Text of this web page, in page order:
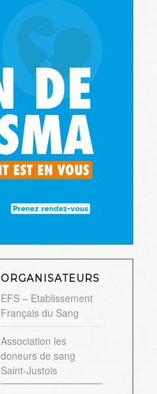
ORGANISATEURS
EFS – Etablissement
Français du Sang
Association les
doneurs de sang
Saint-Justois